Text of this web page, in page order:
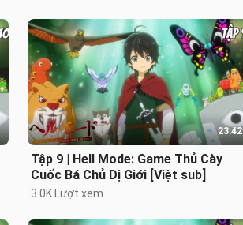
23:42
Tập 9 | Hell Mode: Game Thủ Cày
Cuốc Bá Chủ Dị Giới [Việt sub]
3.0K Lượt xem